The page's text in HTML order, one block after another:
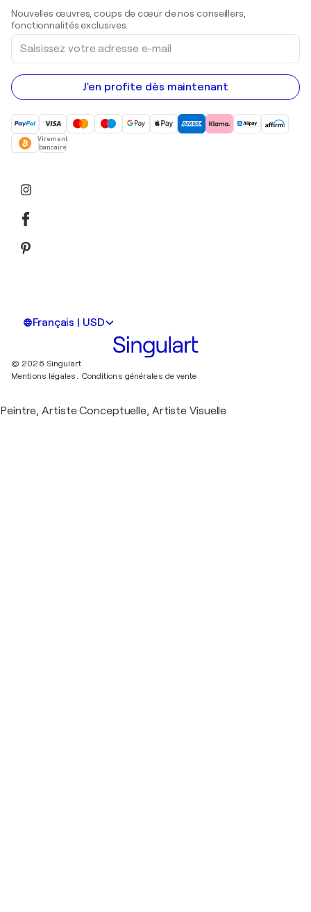
Peintures acryliques
Nouvelles œuvres, coups de cœur de nos conseillers,
fonctionnalités exclusives.
Saisissez
votre
adresse
e-
mail
J'en profite dès maintenant
Virement
bancaire
Français | USD
© 2026 Singulart
Mentions légales.
Conditions générales de vente
Peintre, Artiste Conceptuelle, Artiste Visuelle